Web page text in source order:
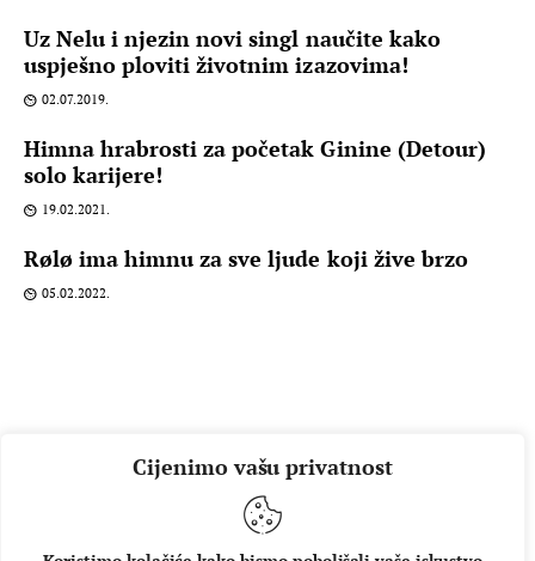
Cijenimo vašu privatnost
Uz Nelu i njezin novi singl naučite kako
uspješno ploviti životnim izazovima!
02.07.2019.
Himna hrabrosti za početak Ginine (Detour)
solo karijere!
19.02.2021.
Rølø ima himnu za sve ljude koji žive brzo
05.02.2022.